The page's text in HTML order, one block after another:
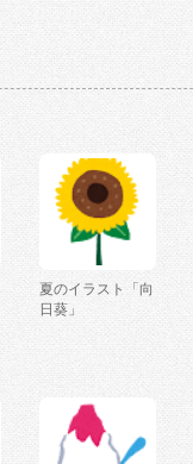
夏のイラスト「向
日葵」